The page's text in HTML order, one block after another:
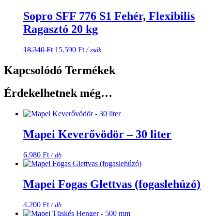
Sopro SFF 776 S1 Fehér, Flexibilis
Ragasztó 20 kg
18.340Ft Original
was:
18.340 Ft.
15.590 FtCurrent
15.590 Ft.
/ zsák
Kapcsolódó Termékek
Érdekelhetnek még…
Mapei Keverővödör – 30 liter
6.980 Ft / db
Mapei Fogas Glettvas (fogaslehúzó)
4.200 Ft / db